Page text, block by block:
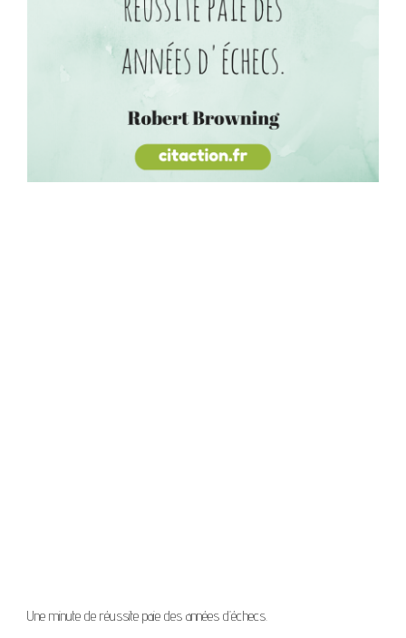
Une minute de réussite paie des années d’échecs.